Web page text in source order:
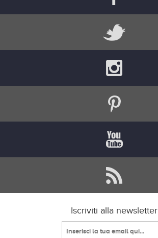
Iscriviti alla newsletter